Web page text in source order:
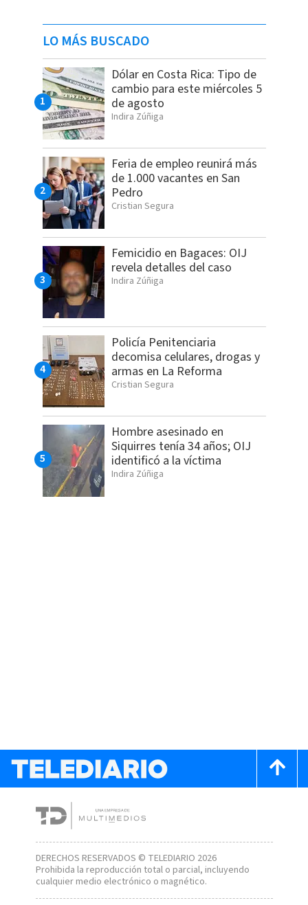
LO MÁS BUSCADO
Dólar en Costa Rica: Tipo de
cambio para este miércoles 5
de agosto
Indira Zúñiga
Feria de empleo reunirá más
de 1.000 vacantes en San
Pedro
Cristian Segura
Femicidio en Bagaces: OIJ
revela detalles del caso
Indira Zúñiga
Policía Penitenciaria
decomisa celulares, drogas y
armas en La Reforma
Cristian Segura
Hombre asesinado en
Siquirres tenía 34 años; OIJ
identificó a la víctima
Indira Zúñiga
DERECHOS RESERVADOS © TELEDIARIO 2026
Prohibida la reproducción total o parcial, incluyendo
cualquier medio electrónico o magnético.